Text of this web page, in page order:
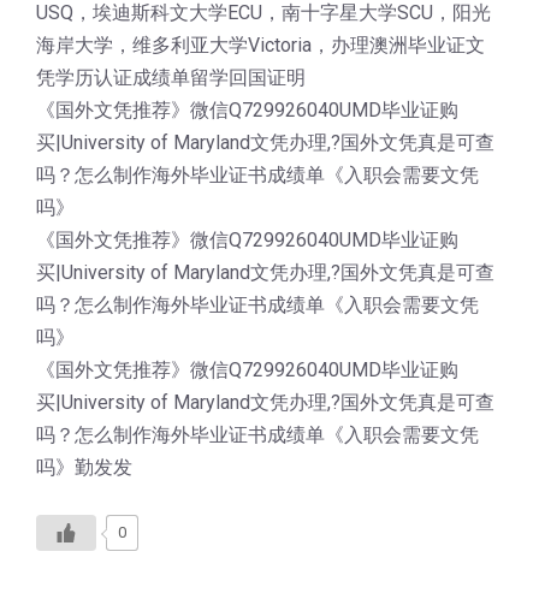
USQ，埃迪斯科文大学ECU，南十字星大学SCU，阳光
海岸大学，维多利亚大学Victoria，办理澳洲毕业证文
凭学历认证成绩单留学回国证明
《国外文凭推荐》微信Q729926040UMD毕业证购
买|University of Maryland文凭办理,?国外文凭真是可查
吗？怎么制作海外毕业证书成绩单《入职会需要文凭
吗》
《国外文凭推荐》微信Q729926040UMD毕业证购
买|University of Maryland文凭办理,?国外文凭真是可查
吗？怎么制作海外毕业证书成绩单《入职会需要文凭
吗》
《国外文凭推荐》微信Q729926040UMD毕业证购
买|University of Maryland文凭办理,?国外文凭真是可查
吗？怎么制作海外毕业证书成绩单《入职会需要文凭
吗》勤发发
0